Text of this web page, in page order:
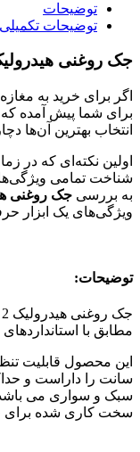
توضیحات
توضیحات تکمیلی
جک روغنی هیدرولیک 2 تن آروا کد
اگر برای خرید به
برای شما پیش آمده که
انتخاب بهترین آن‌ها
اولین نکته‌ای که در
شناخت تمامی
به بررسی جک روغنی هیدرولیک 2
ویژگی‌های یک ابزار
توضیحات:
مطابق با
سبک و سواری می باشد،
سخت کاری شده برای